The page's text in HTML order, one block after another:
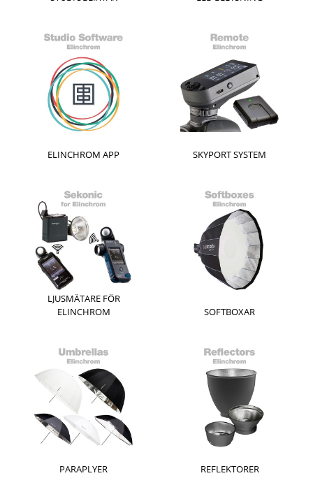
ELINCHROM APP SKYPORT SYSTEM
LJUSMÄTARE FÖR
ELINCHROM
SOFTBOXAR
PARAPLYER REFLEKTORER